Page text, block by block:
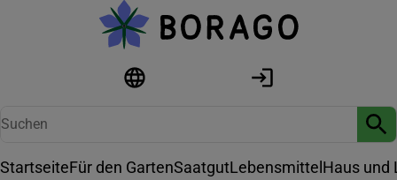
StartseiteFür den GartenSaatgutLebensmittel Haus und